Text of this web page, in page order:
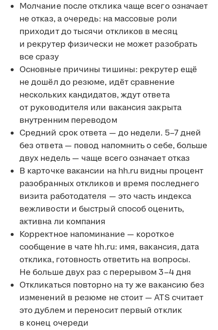
Молчание после отклика чаще всего означает
не отказ, а очередь: на массовые роли
приходит до тысячи откликов в месяц
и рекрутер физически не может разобрать
все сразу
Основные причины тишины: рекрутер ещё
не дошёл до резюме, идёт сравнение
нескольких кандидатов, ждут ответа
от руководителя или вакансия закрыта
внутренним переводом
Средний срок ответа — до недели. 5–7 дней
без ответа — повод напомнить о себе, больше
двух недель — чаще всего означает отказ
В карточке вакансии на hh.ru видны процент
разобранных откликов и время последнего
визита работодателя — это часть индекса
вежливости и быстрый способ оценить,
активна ли компания
Корректное напоминание — короткое
сообщение в чате hh.ru: имя, вакансия, дата
отклика, готовность ответить на вопросы.
Не больше двух раз с перерывом 3–4 дня
Откликаться повторно на ту же вакансию без
изменений в резюме не стоит — ATS считает
это дублем и переносит первый отклик
в конец очереди